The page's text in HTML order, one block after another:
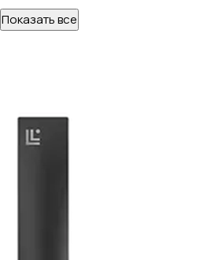
Показать все